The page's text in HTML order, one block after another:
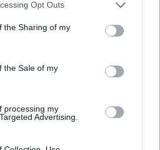
Opt Outs
the Sharing of my
the Sale of my
processing my
Advertising.
διακρίνεται
Cloud κατακτά
Award στο World Startup
συμμετοχές ως μία από τις